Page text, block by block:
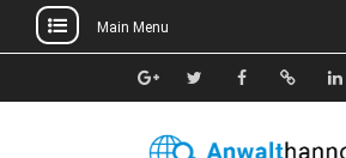
to
Main Menu
Google+TwitterFacebook
Xing